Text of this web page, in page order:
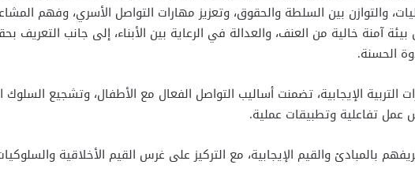
والتوازن بين السلطة والحقوق، وتعزيز مهارات التواصل الأسري، وفهم
آمنة خالية من العنف، والعدالة في الرعاية بين الأبناء، إلى جانب
الحسنة.
الإيجابية، تضمنت أساليب التواصل الفعال مع الأطفال، وتشجيع
عمل تفاعلية وتطبيقات عملية.
بالمبادئ والقيم الإيجابية، مع التركيز على غرس القيم الأخلاقية